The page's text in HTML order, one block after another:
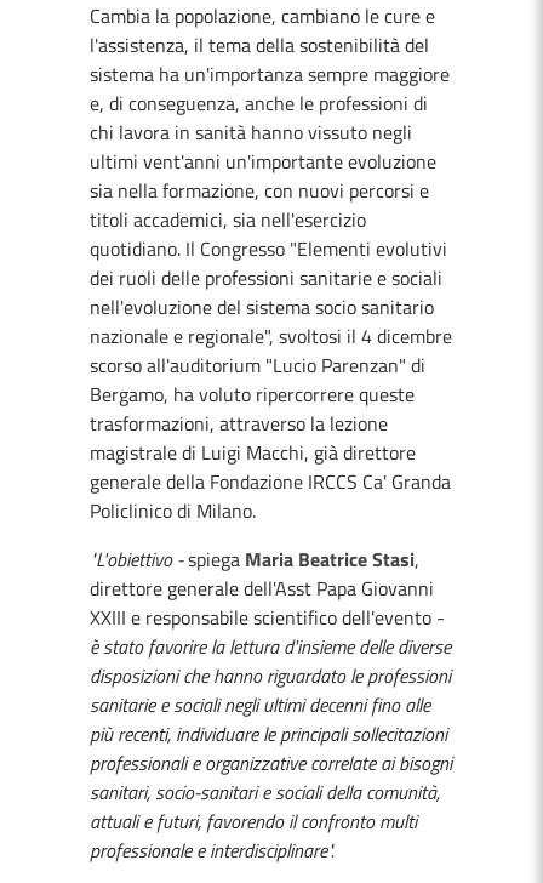
Cambia la popolazione, cambiano le cure e
l'assistenza, il tema della sostenibilità del
sistema ha un'importanza sempre maggiore
e, di conseguenza, anche le professioni di
chi lavora in sanità hanno vissuto negli
ultimi vent'anni un'importante evoluzione
sia nella formazione, con nuovi percorsi e
titoli accademici, sia nell'esercizio
quotidiano. Il Congresso "Elementi evolutivi
dei ruoli delle professioni sanitarie e sociali
nell'evoluzione del sistema socio sanitario
nazionale e regionale", svoltosi il 4 dicembre
scorso all'auditorium "Lucio Parenzan" di
Bergamo, ha voluto ripercorrere queste
trasformazioni, attraverso la lezione
magistrale di Luigi Macchi, già direttore
generale della Fondazione IRCCS Ca' Granda
Policlinico di Milano.
"L'obiettivo -spiega Maria Beatrice Stasi,
direttore generale dell'Asst Papa Giovanni
XXIII e responsabile scientifico dell'evento -
è stato favorire la lettura d'insieme delle diverse
disposizioni che hanno riguardato le professioni
sanitarie e sociali negli ultimi decenni fino alle
più recenti, individuare le principali sollecitazioni
professionali e organizzative correlate ai bisogni
sanitari, socio-sanitari e sociali della comunità,
attuali e futuri, favorendo il confronto multi
professionale e interdisciplinare".